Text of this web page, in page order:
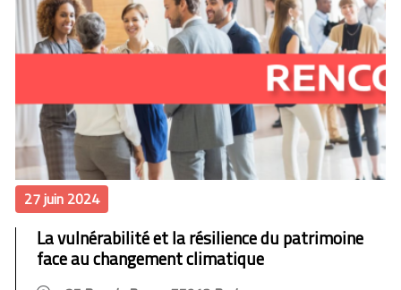
27 juin 2024
La vulnérabilité et la résilience du patrimoine
face au changement climatique